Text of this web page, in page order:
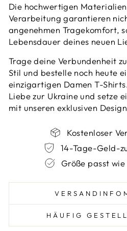
Die hochwertigen
Verarbeitung garantieren
angenehmen Tragekomfort,
Lebensdauer deines neuen
Trage deine Verbundenheit
Stil und bestelle noch heute
einzigartigen Damen T-
Liebe zur Ukraine und setze
mit unseren exklusiven
Kostenloser
14-Tage-Geld-
Größe passt
HÄUFIG